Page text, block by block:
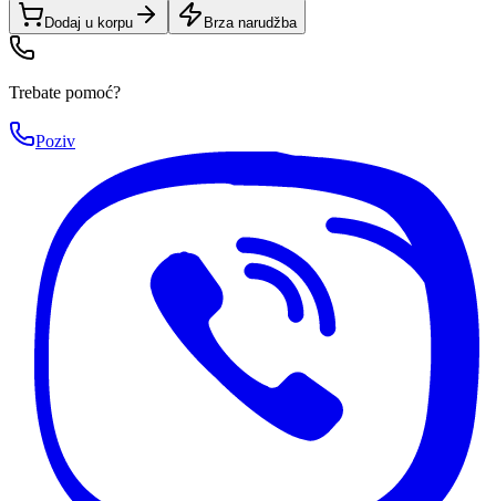
Dodaj u korpu Brza narudžba
Trebate pomoć?
Poziv